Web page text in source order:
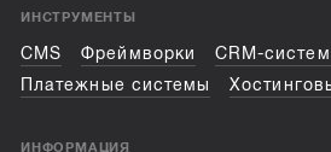
ИНСТРУМЕНТЫ
CMS Фреймворки
CRM-
Платежные системы
ИНФОРМАЦИЯ